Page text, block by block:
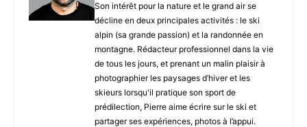
Son intérêt pour la nature et le grand air se
décline en deux principales activités : le ski
alpin (sa grande passion) et la randonnée en
montagne. Rédacteur professionnel dans la vie
de tous les jours, et prenant un malin plaisir à
photographier les paysages d’hiver et les
skieurs lorsqu'il pratique son sport de
prédilection, Pierre aime écrire sur le ski et
partager ses expériences, photos à l’appui.